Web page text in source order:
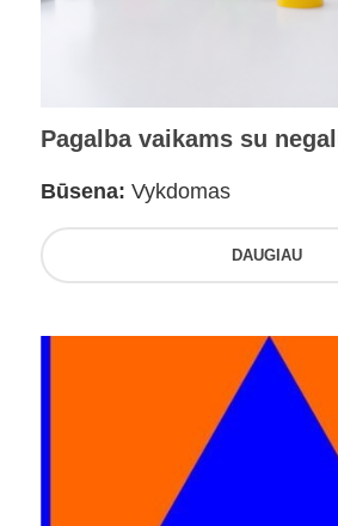
Pagalba vaikams su
Būsena: Vykdomas
DAUGIAU